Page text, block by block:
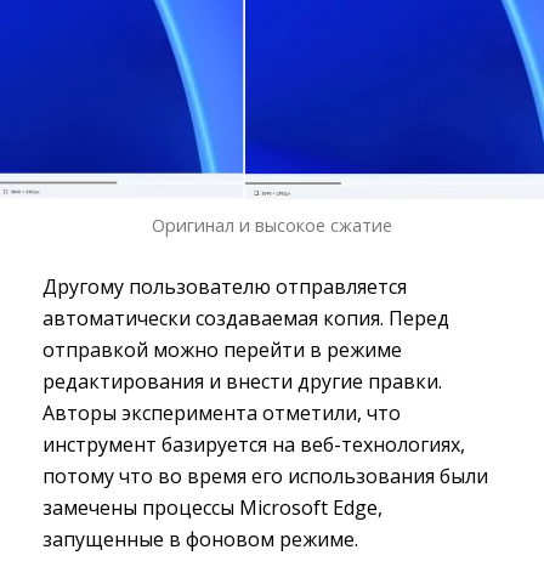
Оригинал и высокое сжатие
Другому пользователю отправляется
автоматически создаваемая копия. Перед
отправкой можно перейти в режиме
редактирования и внести другие правки.
Авторы эксперимента отметили, что
инструмент базируется на веб-технологиях,
потому что во время его использования были
замечены процессы Microsoft Edge,
запущенные в фоновом режиме.